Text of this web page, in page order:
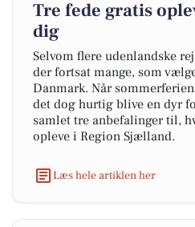
Tre fede gratis
dig
Selvom flere udenlandske
der fortsat mange, som
Danmark. Når
det dog hurtig blive en dyr
samlet tre anbefalinger til,
opleve i Region Sjælland.
Læs hele artiklen her